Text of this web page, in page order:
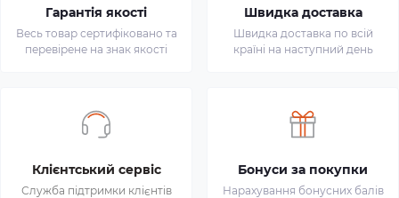
Гарантія якості
Весь товар сертифіковано та
перевірене на знак якості
Швидка доставка
Швидка доставка по всій
країні на наступний день
Клієнтський сервіс
Служба підтримки клієнтів
Бонуси за покупки
Нарахування бонусних балів